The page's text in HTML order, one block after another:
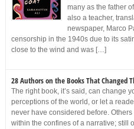
many as the father
also a teacher,
newspaper, Marco
censorship in the 1940s due to its
close to the wind and was […]
28 Authors on the Books That Changed
The right book, it’s said, can change
perceptions of the world, or let a
never have considered before.
within the confines of a narrative; still